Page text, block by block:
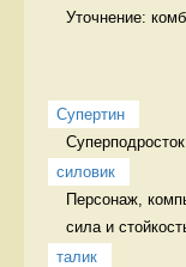
Уточнение:
Супертин
силовик
Персонаж,
сила и
талик